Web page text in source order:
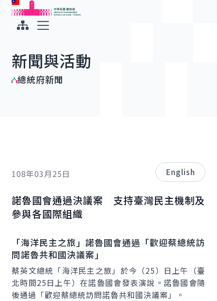
跳到主要內容
中華民國總統府
新聞與活動
總統府新聞
108年03月25日 English
諾魯國會通過決議案 支持臺灣民主機制及
參與各國際組織
「海洋民主之旅」諾魯國會通過「歡迎蔡總統訪
問諾魯共和國決議案」
蔡英文總統「海洋民主之旅」於今（25）日上午（臺
北時間25日上午）在諾魯國會發表演說。諾魯國會隨
後通過「歡迎蔡總統訪問諾魯共和國決議案」。